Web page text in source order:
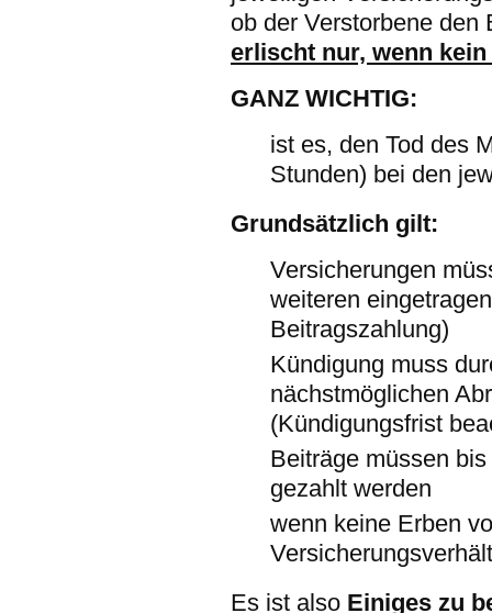
ob der Verstorbene
erlischt nur, wenn
GANZ WICHTIG:
ist es, den Tod des
Stunden) bei den
Grundsätzlich gilt:
Versicherungen
weiteren
Beitragszahlung)
Kündigung muss
nächstmöglichen
(Kündigungsfrist
Beiträge müssen
gezahlt werden
wenn keine Erben
Es ist also Einiges zu